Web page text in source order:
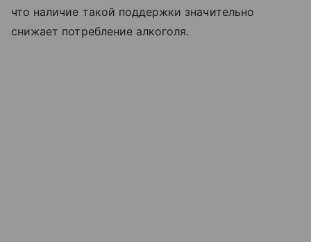
что наличие такой поддержки значительно
снижает потребление алкоголя.